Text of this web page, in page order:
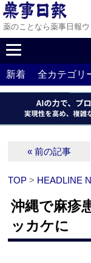
薬のことなら薬事日報ウ
新着 全カテゴリ
« 前の記事
TOP > HEADLINE
沖縄で麻疹
ッカケに